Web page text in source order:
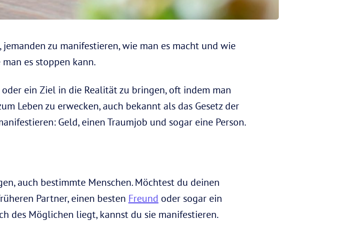
zu manifestieren, wie man es macht und wie
es stoppen kann.
ein Ziel in die Realität zu bringen, oft indem man
Leben zu erwecken, auch bekannt als das Gesetz der
Geld, einen Traumjob und sogar eine Person.
auch bestimmte Menschen. Möchtest du deinen
Partner, einen besten Freund oder sogar ein
des Möglichen liegt, kannst du sie manifestieren.